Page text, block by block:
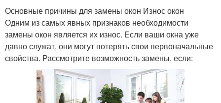
Основные причины для замены окон Износ окон
Одним из самых явных признаков необходимости
замены окон является их износ. Если ваши окна уже
давно служат, они могут потерять свои первоначальные
свойства. Рассмотрите возможность замены, если: